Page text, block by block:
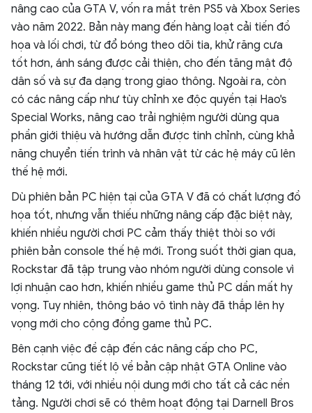
nâng cao của GTA V, vốn ra mắt trên PS5 và Xbox Series
vào năm 2022. Bản này mang đến hàng loạt cải tiến đồ
họa và lối chơi, từ đổ bóng theo dõi tia, khử răng cưa
tốt hơn, ánh sáng được cải thiện, cho đến tăng mật độ
dân số và sự đa dạng trong giao thông. Ngoài ra, còn
có các nâng cấp như tùy chỉnh xe độc quyền tại Hao's
Special Works, nâng cao trải nghiệm người dùng qua
phần giới thiệu và hướng dẫn được tinh chỉnh, cùng khả
năng chuyển tiến trình và nhân vật từ các hệ máy cũ lên
thế hệ mới.
Dù phiên bản PC hiện tại của GTA V đã có chất lượng đồ
họa tốt, nhưng vẫn thiếu những nâng cấp đặc biệt này,
khiến nhiều người chơi PC cảm thấy thiệt thòi so với
phiên bản console thế hệ mới. Trong suốt thời gian qua,
Rockstar đã tập trung vào nhóm người dùng console vì
lợi nhuận cao hơn, khiến nhiều game thủ PC dần mất hy
vọng. Tuy nhiên, thông báo vô tình này đã thắp lên hy
vọng mới cho cộng đồng game thủ PC.
Bên cạnh việc đề cập đến các nâng cấp cho PC,
Rockstar cũng tiết lộ về bản cập nhật GTA Online vào
tháng 12 tới, với nhiều nội dung mới cho tất cả các nền
tảng. Người chơi sẽ có thêm hoạt động tại Darnell Bros